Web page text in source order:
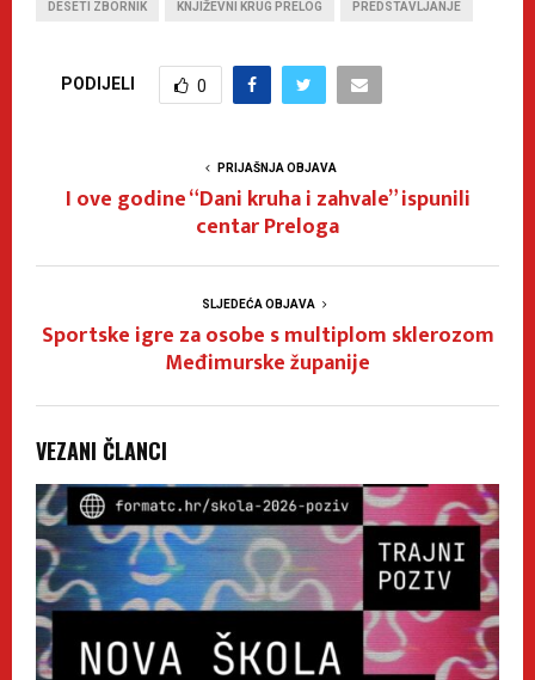
DESETI ZBORNIK KNJIŽEVNI KRUG PRELOG PREDSTAVLJANJE
PODIJELI 0
PRIJAŠNJA OBJAVA
I ove godine “Dani kruha i zahvale” ispunili
centar Preloga
SLJEDEĆA OBJAVA
Sportske igre za osobe s multiplom sklerozom
Međimurske županije
VEZANI ČLANCI